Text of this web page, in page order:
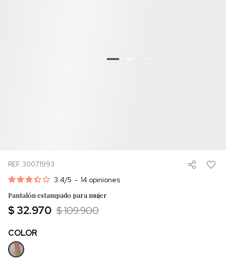
REF. 30071993
3.4/5 - 14 opiniones
Pantalón estampado para mujer
$ 32.970 $ 109.900
COLOR